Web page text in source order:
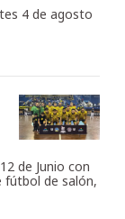
4 de agosto
de Junio con
fútbol de salón,